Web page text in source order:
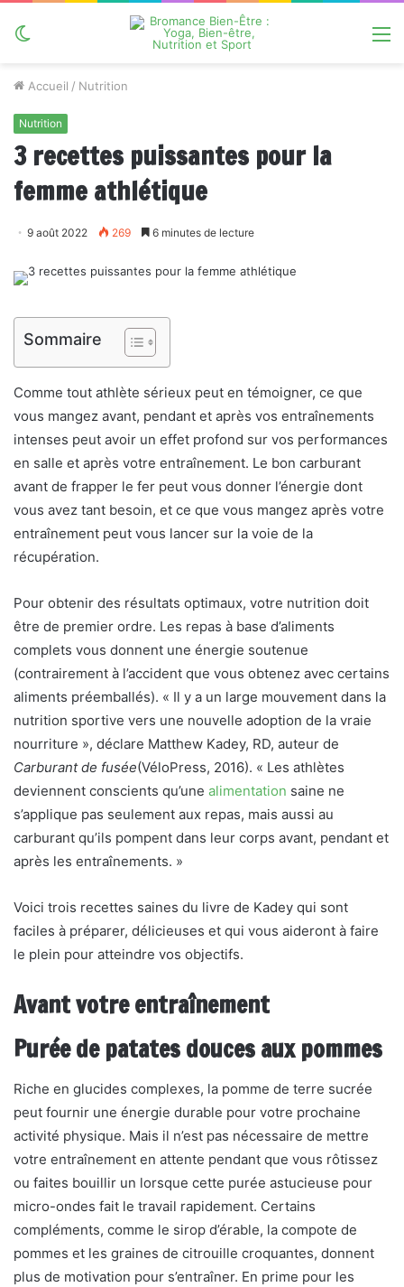
Accueil / Nutrition
Nutrition
3 recettes puissantes pour la
femme athlétique
9 août 2022 269 6 minutes de lecture
Sommaire
Comme tout athlète sérieux peut en témoigner, ce que
vous mangez avant, pendant et après vos entraînements
intenses peut avoir un effet profond sur vos performances
en salle et après votre entraînement. Le bon carburant
avant de frapper le fer peut vous donner l’énergie dont
vous avez tant besoin, et ce que vous mangez après votre
entraînement peut vous lancer sur la voie de la
récupération.
Pour obtenir des résultats optimaux, votre nutrition doit
être de premier ordre. Les repas à base d’aliments
complets vous donnent une énergie soutenue
(contrairement à l’accident que vous obtenez avec certains
aliments préemballés). « Il y a un large mouvement dans la
nutrition sportive vers une nouvelle adoption de la vraie
nourriture », déclare Matthew Kadey, RD, auteur de
Carburant de fusée(VéloPress, 2016). « Les athlètes
deviennent conscients qu’une alimentation saine ne
s’applique pas seulement aux repas, mais aussi au
carburant qu’ils pompent dans leur corps avant, pendant et
après les entraînements. »
Voici trois recettes saines du livre de Kadey qui sont
faciles à préparer, délicieuses et qui vous aideront à faire
le plein pour atteindre vos objectifs.
Avant votre entraînement
Purée de patates douces aux pommes
Riche en glucides complexes, la pomme de terre sucrée
peut fournir une énergie durable pour votre prochaine
activité physique. Mais il n’est pas nécessaire de mettre
votre entraînement en attente pendant que vous rôtissez
ou faites bouillir un lorsque cette purée astucieuse pour
micro-ondes fait le travail rapidement. Certains
compléments, comme le sirop d’érable, la compote de
pommes et les graines de citrouille croquantes, donnent
plus de motivation pour s’entraîner. En prime pour les